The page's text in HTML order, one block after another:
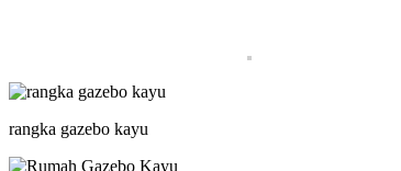
rangka gazebo kayu